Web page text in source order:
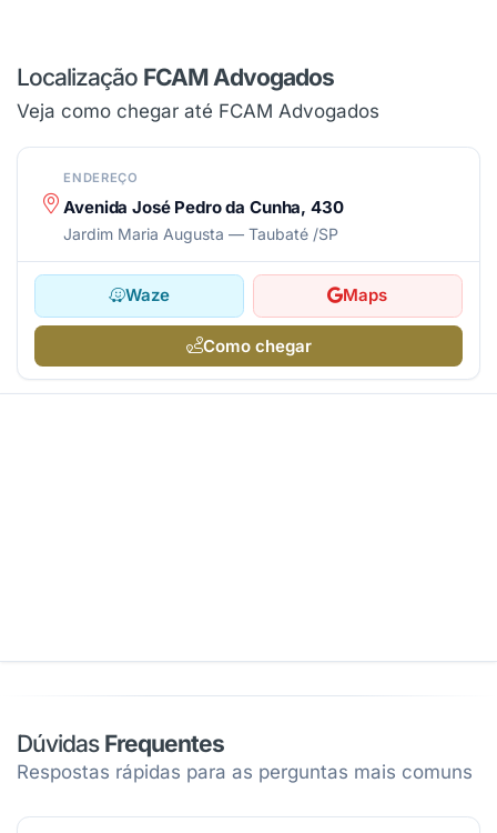
Localização FCAM Advogados
Veja como chegar até FCAM Advogados
ENDEREÇO
Avenida José Pedro da Cunha, 430
Jardim Maria Augusta — Taubaté /SP
Waze Maps
Como chegar
Dúvidas Frequentes
Respostas rápidas para as perguntas mais comuns